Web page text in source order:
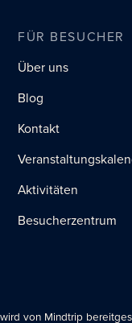
FÜR BESUCHER
Über uns
Blog
Kontakt
Aktivitäten
Besucherzentrum
von Mindtrip